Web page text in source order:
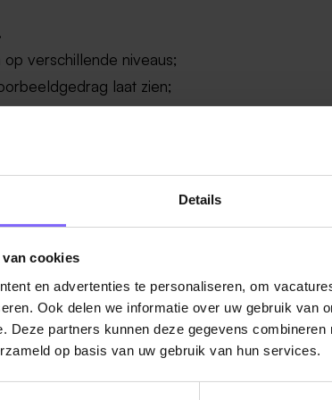
Details
cookies
en advertenties te personaliseren, om
Ook delen we informatie over uw gebruik van
Deze partners kunnen deze gegevens
op basis van uw gebruik van hun services.
verschillende niveaus;
laat zien;
verantwoordelijkheid;
structuur biedt en voorspelbaar is;
voelt voor kwalitatief goed onderwijs
ontwikkelen;
en verantwoordelijkheid te nemen voor